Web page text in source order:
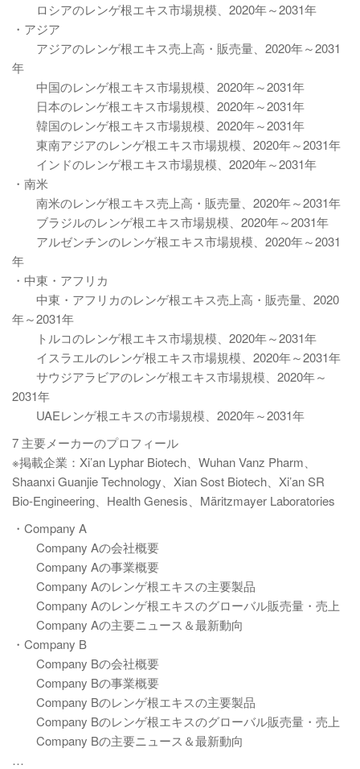
ロシアのレンゲ根エキス市場規模、2020年～2031年
・アジア
アジアのレンゲ根エキス売上高・販売量、2020年～2031
年
中国のレンゲ根エキス市場規模、2020年～2031年
日本のレンゲ根エキス市場規模、2020年～2031年
韓国のレンゲ根エキス市場規模、2020年～2031年
東南アジアのレンゲ根エキス市場規模、2020年～2031年
インドのレンゲ根エキス市場規模、2020年～2031年
・南米
南米のレンゲ根エキス売上高・販売量、2020年～2031年
ブラジルのレンゲ根エキス市場規模、2020年～2031年
アルゼンチンのレンゲ根エキス市場規模、2020年～2031
年
・中東・アフリカ
中東・アフリカのレンゲ根エキス売上高・販売量、2020
年～2031年
トルコのレンゲ根エキス市場規模、2020年～2031年
イスラエルのレンゲ根エキス市場規模、2020年～2031年
サウジアラビアのレンゲ根エキス市場規模、2020年～
2031年
UAEレンゲ根エキスの市場規模、2020年～2031年
7 主要メーカーのプロフィール
※掲載企業：Xi’an Lyphar Biotech、Wuhan Vanz Pharm、
Shaanxi Guanjie Technology、Xian Sost Biotech、Xi’an SR
Bio-Engineering、Health Genesis、Märitzmayer Laboratories
・Company A
Company Aの会社概要
Company Aの事業概要
Company Aのレンゲ根エキスの主要製品
Company Aのレンゲ根エキスのグローバル販売量・売上
Company Aの主要ニュース＆最新動向
・Company B
Company Bの会社概要
Company Bの事業概要
Company Bのレンゲ根エキスの主要製品
Company Bのレンゲ根エキスのグローバル販売量・売上
Company Bの主要ニュース＆最新動向
…